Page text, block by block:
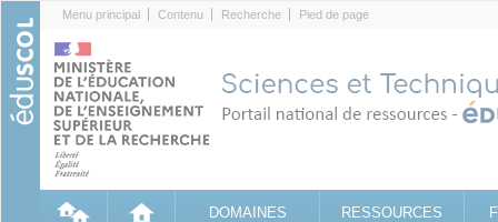
Menu principal Contenu Recherche Pied de page
DOMAINES RESSOURCES